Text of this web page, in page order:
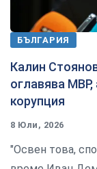
БЪЛГАРИЯ
Калин
оглавява МВР,
корупция
8 Юли, 2026
"Освен това,